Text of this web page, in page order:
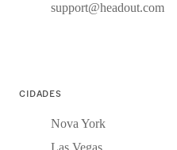
support@headout.com
CIDADES
Nova York
Las Vegas